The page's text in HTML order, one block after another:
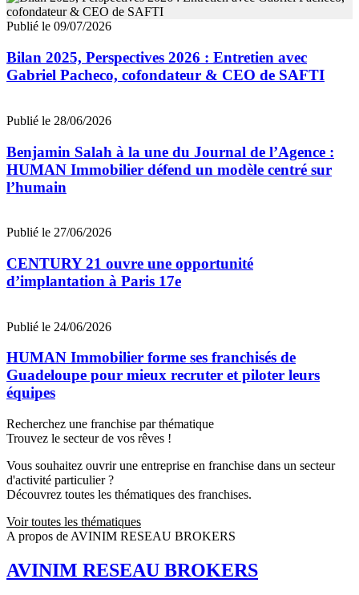
Publié le 09/07/2026
Bilan 2025, Perspectives 2026 : Entretien avec
Gabriel Pacheco, cofondateur & CEO de SAFTI
Publié le 28/06/2026
Benjamin Salah à la une du Journal de l’Agence :
HUMAN Immobilier défend un modèle centré sur
l’humain
Publié le 27/06/2026
CENTURY 21 ouvre une opportunité
d’implantation à Paris 17e
Publié le 24/06/2026
HUMAN Immobilier forme ses franchisés de
Guadeloupe pour mieux recruter et piloter leurs
équipes
Recherchez une franchise par thématique
Trouvez le secteur de vos rêves !
Vous souhaitez ouvrir une entreprise en franchise dans un secteur
d'activité particulier ?
Découvrez toutes les thématiques des franchises.
Voir toutes les thématiques
A propos de AVINIM RESEAU BROKERS
AVINIM RESEAU BROKERS